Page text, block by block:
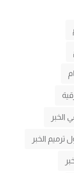
الخبر
ترميم الخبر